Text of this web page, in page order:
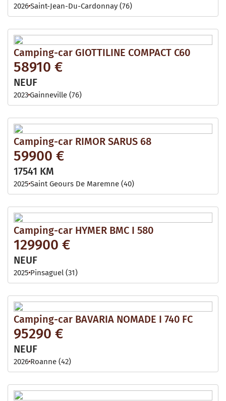
2026Saint-Jean-Du-Cardonnay (76)
Camping-car GIOTTILINE COMPACT C60
58910 €
NEUF
2023Gainneville (76)
Camping-car RIMOR SARUS 68
59900 €
17541 KM
2025 Saint Geours De Maremne (40)
Camping-car HYMER BMC I 580
129900 €
NEUF
2025 Pinsaguel (31)
Camping-car BAVARIA NOMADE I 740 FC
95290 €
NEUF
2026 Roanne (42)